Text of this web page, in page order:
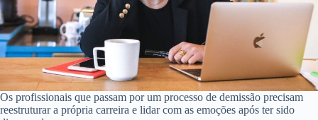
Os profissionais que passam por um processo de demissão precisam
reestruturar a própria carreira e lidar com as emoções após ter sido